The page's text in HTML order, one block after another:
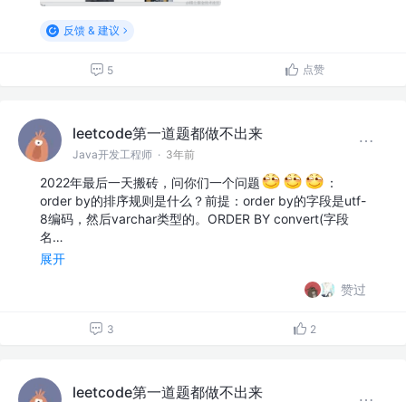
反馈 & 建议
5 点赞
leetcode第一道题都做不出来
Java开发工程师 · 3年前
2022年最后一天搬砖，问你们一个问题
：
order by的排序规则是什么？前提：order by的字段是utf-
8编码，然后varchar类型的。ORDER BY convert(字段
名…
展开
赞过
3 2
leetcode第一道题都做不出来